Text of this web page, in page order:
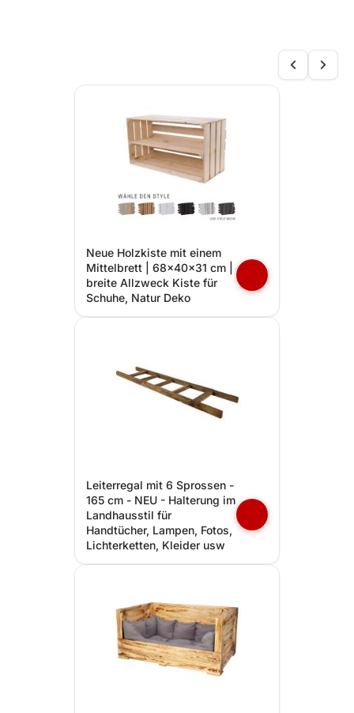
Neue Holzkiste mit einem
Mittelbrett | 68x40x31 cm |
breite Allzweck Kiste für
Schuhe, Natur Deko
Leiterregal mit 6 Sprossen -
165 cm - NEU - Halterung im
Landhausstil für
Handtücher, Lampen, Fotos,
Lichterketten, Kleider usw